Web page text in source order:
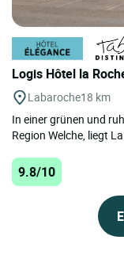
Logis Hôtel la
Labaroche18 km
In einer grünen und
Region Welche, liegt La
9.8/10